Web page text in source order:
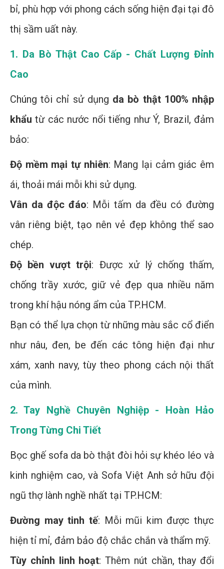
bỉ, phù hợp với phong cách sống hiện đại tại đô
thị sầm uất này.
1. Da Bò Thật Cao Cấp - Chất Lượng Đỉnh
Cao
Chúng tôi chỉ sử dụng da bò thật 100% nhập
khẩu từ các nước nổi tiếng như Ý, Brazil, đảm
bảo:
Độ mềm mại tự nhiên: Mang lại cảm giác êm
ái, thoải mái mỗi khi sử dụng.
Vân da độc đáo: Mỗi tấm da đều có đường
vân riêng biệt, tạo nên vẻ đẹp không thể sao
chép.
Độ bền vượt trội: Được xử lý chống thấm,
chống trầy xước, giữ vẻ đẹp qua nhiều năm
trong khí hậu nóng ẩm của TP.HCM.
Bạn có thể lựa chọn từ những màu sắc cổ điển
như nâu, đen, be đến các tông hiện đại như
xám, xanh navy, tùy theo phong cách nội thất
của mình.
2. Tay Nghề Chuyên Nghiệp - Hoàn Hảo
Trong Từng Chi Tiết
Bọc ghế sofa da bò thật đòi hỏi sự khéo léo và
kinh nghiệm cao, và Sofa Việt Anh sở hữu đội
ngũ thợ lành nghề nhất tại TP.HCM:
Đường may tinh tế: Mỗi mũi kim được thực
hiện tỉ mỉ, đảm bảo độ chắc chắn và thẩm mỹ.
Tùy chỉnh linh hoạt: Thêm nút chần, thay đổi